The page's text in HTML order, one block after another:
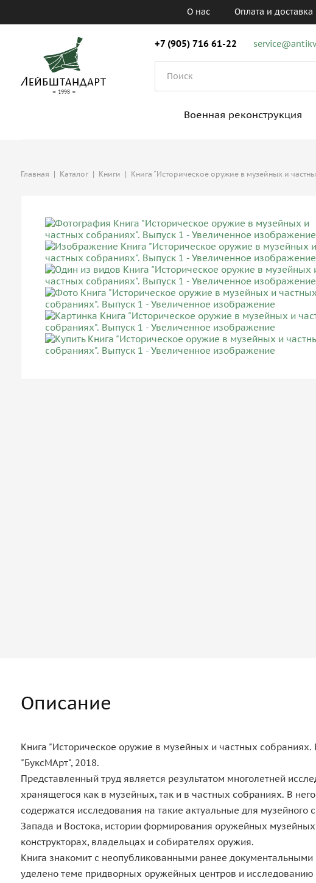
О нас Оплата и доставка
+7 (905) 716 61-22
Военная реконструкция
Главная | Каталог | Книги | Книга "Историческое оружие в музейных и
Описание
Книга "Историческое оружие в музейных и частных собраниях.
"БуксМАрт", 2018.
Представленный труд является результатом многолетней
хранящегося как в музейных, так и в частных собраниях. В
содержатся исследования на такие актуальные для
Запада и Востока, истории формирования оружейных
конструкторах, владельцах и собирателях оружия.
Книга знакомит с неопубликованными ранее
уделено теме придворных оружейных центров и